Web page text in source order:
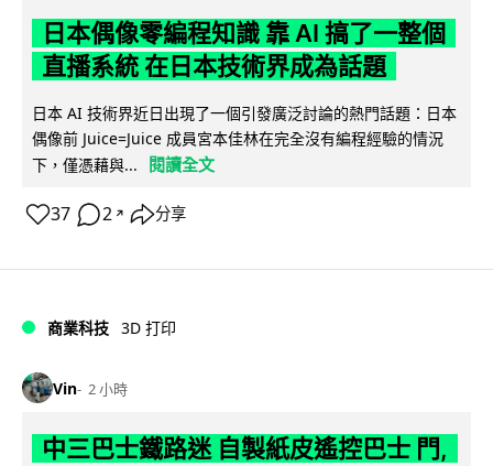
日本偶像零編程知識 靠 AI 搞了一整個
直播系統 在日本技術界成為話題
日本 AI 技術界近日出現了一個引發廣泛討論的熱門話題：日本
偶像前 Juice=Juice 成員宮本佳林在完全沒有編程經驗的情況
下，僅憑藉與...
閱讀全文
37 2 ↗ 分享
商業科技 3D 打印
Vin 2 小時
中三巴士鐵路迷 自製紙皮遙控巴士 門,